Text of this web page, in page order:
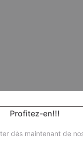
Profitez-en!!!
dès maintenant de